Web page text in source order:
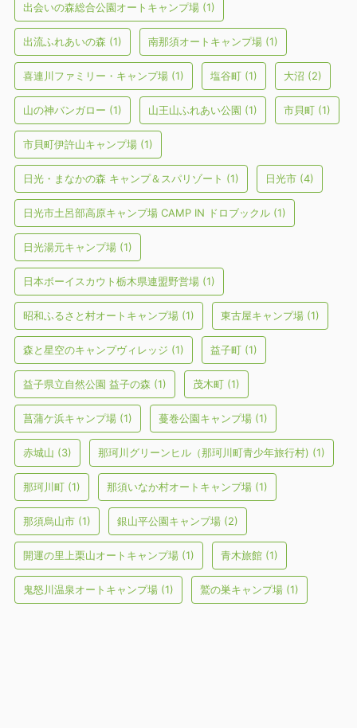
出会いの森総合公園オートキャンプ場 (1)
出流ふれあいの森 (1) 南那須オートキャンプ場 (1)
喜連川ファミリー・キャンプ場 (1) 塩谷町 (1) 大沼 (2)
山の神バンガロー (1) 山王山ふれあい公園 (1) 市貝町 (1)
市貝町伊許山キャンプ場 (1)
日光・まなかの森 キャンプ＆スパリゾート (1) 日光市 (4)
日光市土呂部高原キャンプ場 CAMP IN ドロブックル (1)
日光湯元キャンプ場 (1)
日本ボーイスカウト栃木県連盟野営場 (1)
昭和ふるさと村オートキャンプ場 (1) 東古屋キャンプ場 (1)
森と星空のキャンプヴィレッジ (1) 益子町 (1)
益子県立自然公園 益子の森 (1) 茂木町 (1)
菖蒲ケ浜キャンプ場 (1) 蔓巻公園キャンプ場 (1)
赤城山 (3) 那珂川グリーンヒル（那珂川町青少年旅行村) (1)
那珂川町 (1) 那須いなか村オートキャンプ場 (1)
那須烏山市 (1) 銀山平公園キャンプ場 (2)
開運の里上栗山オートキャンプ場 (1) 青木旅館 (1)
鬼怒川温泉オートキャンプ場 (1) 鷲の巣キャンプ場 (1)